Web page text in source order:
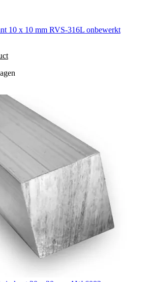
10 x 10 mm RVS-316L onbewerkt